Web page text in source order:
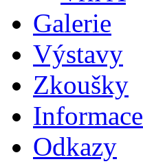
Galerie
Výstavy
Zkoušky
Informace
Odkazy